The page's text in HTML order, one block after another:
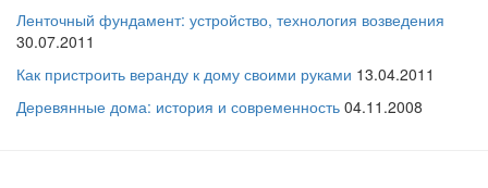
Ленточный фундамент: устройство, технология возведения
30.07.2011
Как пристроить веранду к дому своими руками 13.04.2011
Деревянные дома: история и современность 04.11.2008